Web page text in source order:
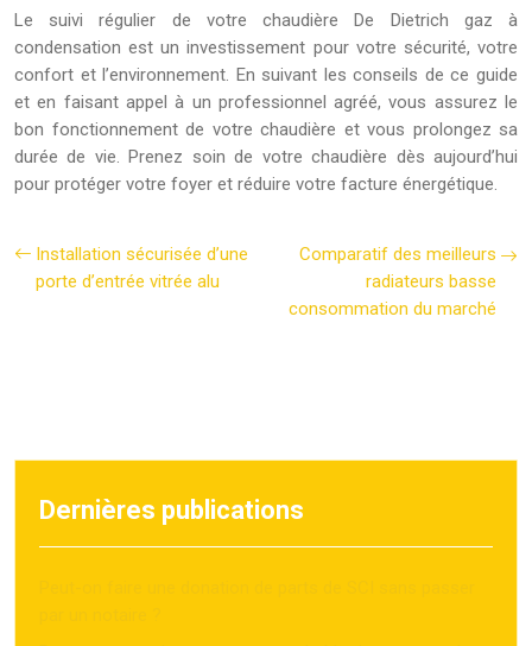
Le suivi régulier de votre chaudière De Dietrich gaz à
condensation est un investissement pour votre sécurité, votre
confort et l’environnement. En suivant les conseils de ce guide
et en faisant appel à un professionnel agréé, vous assurez le
bon fonctionnement de votre chaudière et vous prolongez sa
durée de vie. Prenez soin de votre chaudière dès aujourd’hui
pour protéger votre foyer et réduire votre facture énergétique.
Installation sécurisée d’une
porte d’entrée vitrée alu
Comparatif des meilleurs
radiateurs basse
consommation du marché
Dernières publications